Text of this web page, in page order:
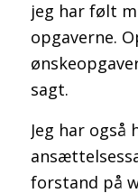
jeg har følt
opgaverne.
sagt.
Jeg har også
forstand på